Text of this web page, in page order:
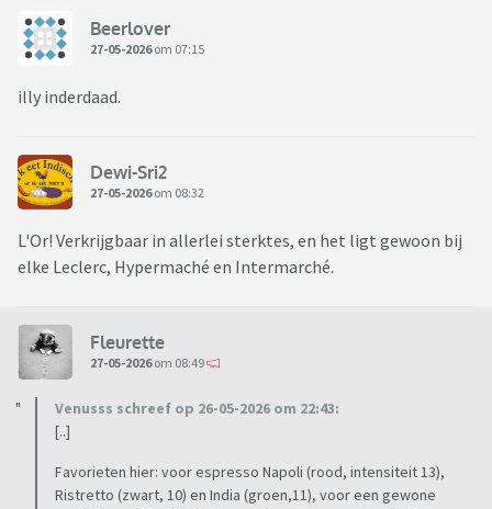
Beerlover
27-05-2026om 07:15
illy inderdaad.
Dewi-Sri2
27-05-2026om 08:32
L'Or! Verkrijgbaar in allerlei sterktes, en het ligt gewoon bij
elke Leclerc, Hypermaché en Intermarché.
Fleurette
27-05-2026om 08:49
Venusss schreef op 26-05-2026 om 22:43:
[..]
Favorieten hier: voor espresso Napoli (rood, intensiteit 13),
Ristretto (zwart, 10) en India (groen,11), voor een gewone